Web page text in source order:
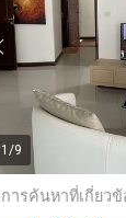
1 /9
การค้นหาที่เกี่ยวข้